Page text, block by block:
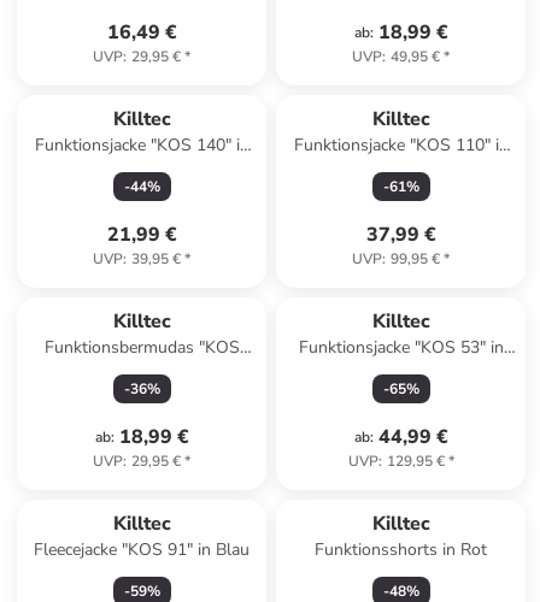
16,49 €
UVP: 29,95 €*
ab: 18,99 €
UVP: 49,95 €*
Killtec
Funktionsjacke "KOS 140" in
Grün
-44%
21,99 €
UVP: 39,95 €*
Killtec
Funktionsjacke "KOS 110" in
Khaki
-61%
37,99 €
UVP: 99,95 €*
Killtec
Funktionsbermudas "KOS
108" in Dunkelblau
-36%
ab: 18,99 €
UVP: 29,95 €*
Killtec
Funktionsjacke "KOS 53" in
Pink
-65%
ab: 44,99 €
UVP: 129,95 €*
Killtec
Fleecejacke "KOS 91" in Blau
-59%
Killtec
Funktionsshorts in Rot
-48%